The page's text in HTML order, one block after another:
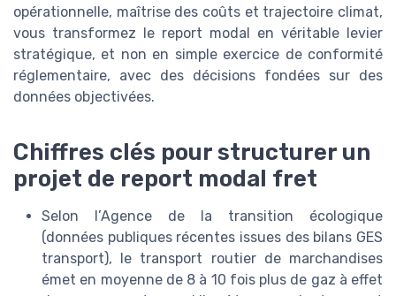
opérationnelle, maîtrise des coûts et trajectoire climat,
vous transformez le report modal en véritable levier
stratégique, et non en simple exercice de conformité
réglementaire, avec des décisions fondées sur des
données objectivées.
Chiffres clés pour structurer un
projet de report modal fret
Selon l’Agence de la transition écologique
(données publiques récentes issues des bilans GES
transport), le transport routier de marchandises
émet en moyenne de 8 à 10 fois plus de gaz à effet